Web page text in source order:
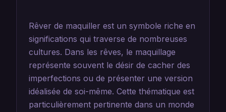
Rêver de maquiller est un symbole riche en
significations qui traverse de nombreuses
cultures. Dans les rêves, le maquillage
représente souvent le désir de cacher des
imperfections ou de présenter une version
idéalisée de soi-même. Cette thématique est
particulièrement pertinente dans un monde